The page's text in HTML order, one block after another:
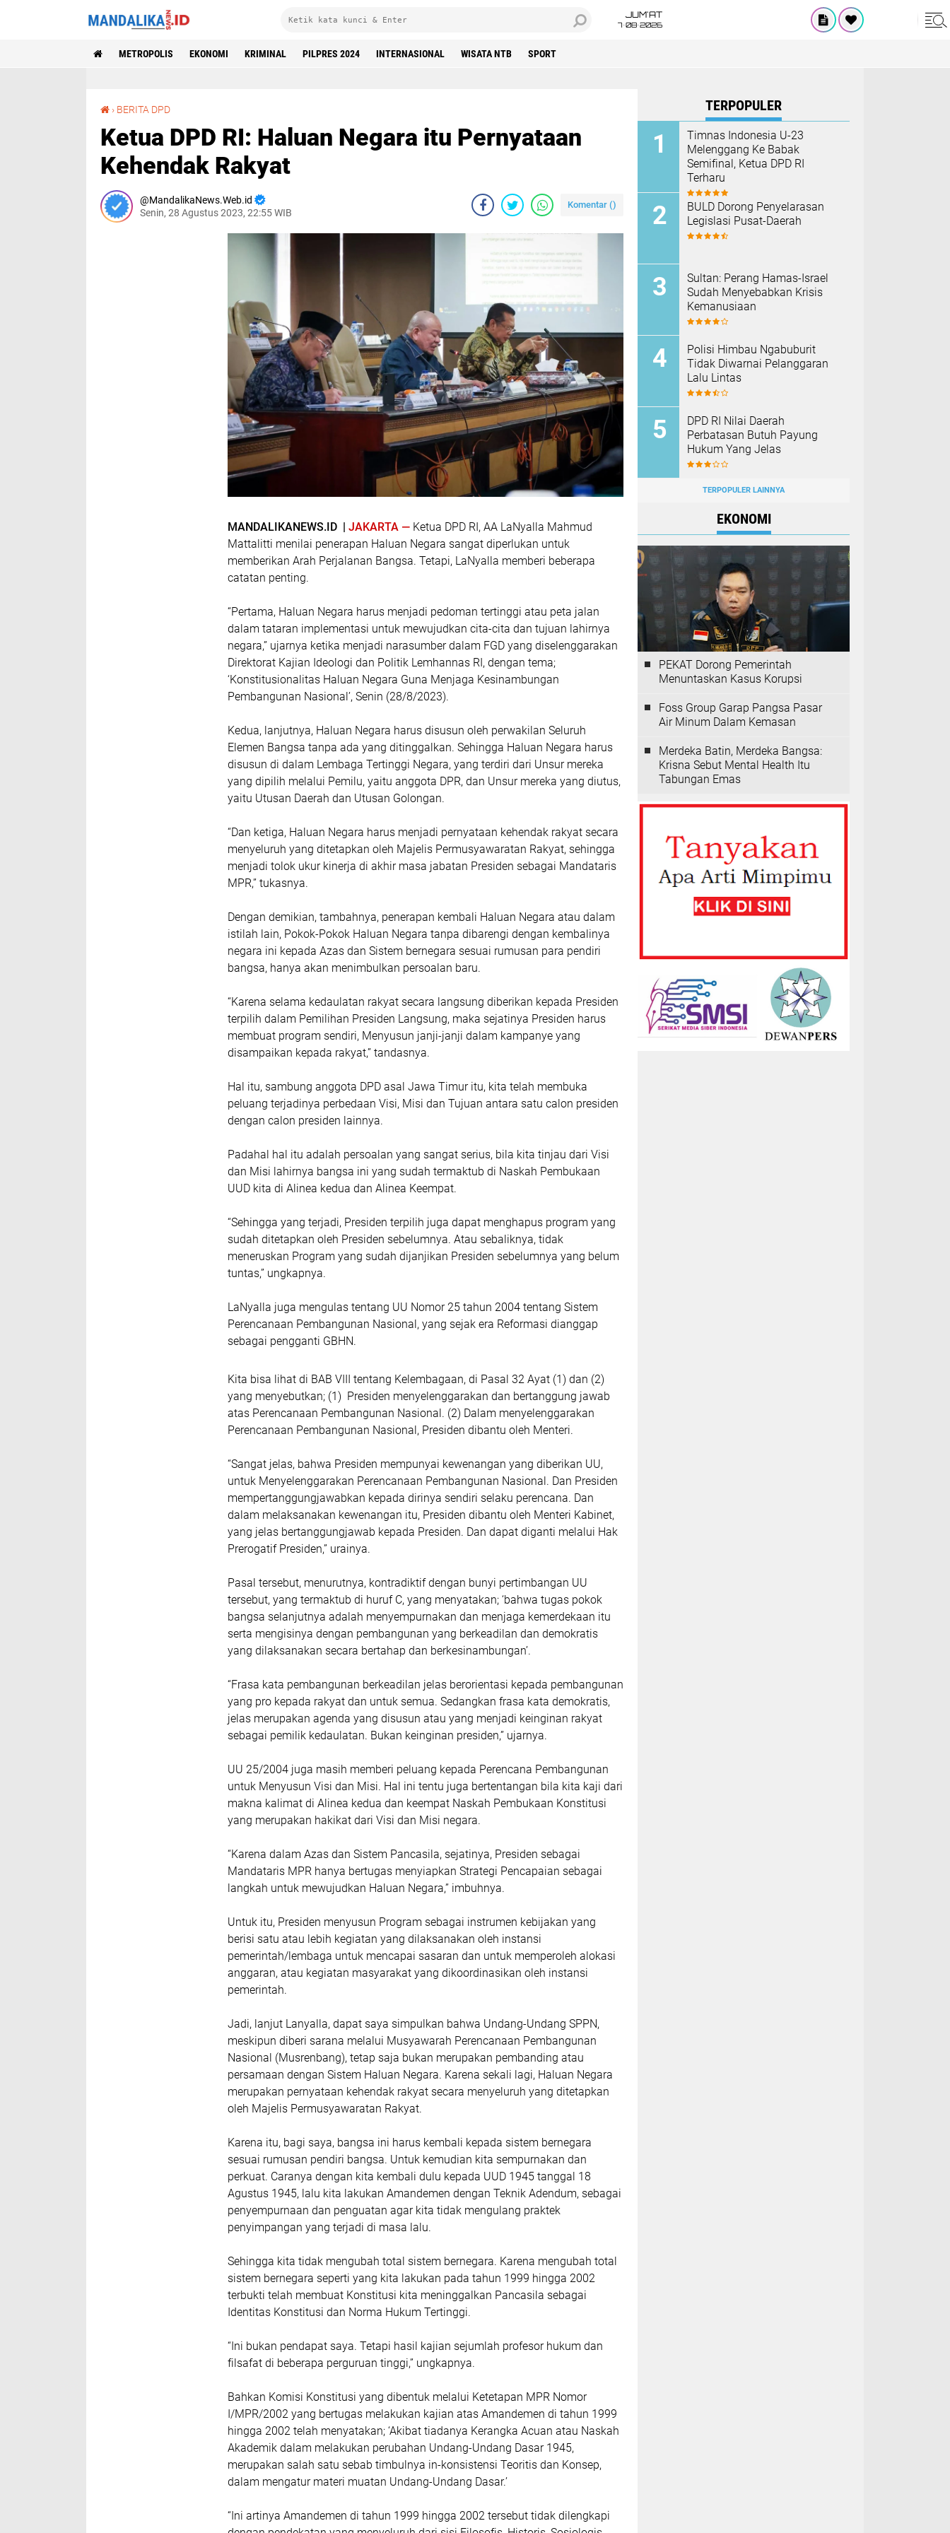
JUM'AT
7•08•2026
METROPOLIS EKONOMI KRIMINAL PILPRES 2024 INTERNASIONAL WISATA NTB SPORT
› BERITA DPD
Ketua DPD RI: Haluan Negara itu Pernyataan
Kehendak Rakyat
MandalikaNews.Web.id
Senin, 28 Agustus 2023, 22:55 WIB
Komentar ()
MANDALIKANEWS.ID | JAKARTA — Ketua DPD RI, AA LaNyalla Mahmud
Mattalitti menilai penerapan Haluan Negara sangat diperlukan untuk
memberikan Arah Perjalanan Bangsa. Tetapi, LaNyalla memberi beberapa
catatan penting.
“Pertama, Haluan Negara harus menjadi pedoman tertinggi atau peta jalan
dalam tataran implementasi untuk mewujudkan cita-cita dan tujuan lahirnya
negara,” ujarnya ketika menjadi narasumber dalam FGD yang diselenggarakan
Direktorat Kajian Ideologi dan Politik Lemhannas RI, dengan tema;
‘Konstitusionalitas Haluan Negara Guna Menjaga Kesinambungan
Pembangunan Nasional’, Senin (28/8/2023).
Kedua, lanjutnya, Haluan Negara harus disusun oleh perwakilan Seluruh
Elemen Bangsa tanpa ada yang ditinggalkan. Sehingga Haluan Negara harus
disusun di dalam Lembaga Tertinggi Negara, yang terdiri dari Unsur mereka
yang dipilih melalui Pemilu, yaitu anggota DPR, dan Unsur mereka yang diutus,
yaitu Utusan Daerah dan Utusan Golongan.
“Dan ketiga, Haluan Negara harus menjadi pernyataan kehendak rakyat secara
menyeluruh yang ditetapkan oleh Majelis Permusyawaratan Rakyat, sehingga
menjadi tolok ukur kinerja di akhir masa jabatan Presiden sebagai Mandataris
MPR,” tukasnya.
Dengan demikian, tambahnya, penerapan kembali Haluan Negara atau dalam
istilah lain, Pokok-Pokok Haluan Negara tanpa dibarengi dengan kembalinya
negara ini kepada Azas dan Sistem bernegara sesuai rumusan para pendiri
bangsa, hanya akan menimbulkan persoalan baru.
“Karena selama kedaulatan rakyat secara langsung diberikan kepada Presiden
terpilih dalam Pemilihan Presiden Langsung, maka sejatinya Presiden harus
membuat program sendiri, Menyusun janji-janji dalam kampanye yang
disampaikan kepada rakyat,” tandasnya.
Hal itu, sambung anggota DPD asal Jawa Timur itu, kita telah membuka
peluang terjadinya perbedaan Visi, Misi dan Tujuan antara satu calon presiden
dengan calon presiden lainnya.
Padahal hal itu adalah persoalan yang sangat serius, bila kita tinjau dari Visi
dan Misi lahirnya bangsa ini yang sudah termaktub di Naskah Pembukaan
UUD kita di Alinea kedua dan Alinea Keempat.
“Sehingga yang terjadi, Presiden terpilih juga dapat menghapus program yang
sudah ditetapkan oleh Presiden sebelumnya. Atau sebaliknya, tidak
meneruskan Program yang sudah dijanjikan Presiden sebelumnya yang belum
tuntas,” ungkapnya.
LaNyalla juga mengulas tentang UU Nomor 25 tahun 2004 tentang Sistem
Perencanaan Pembangunan Nasional, yang sejak era Reformasi dianggap
sebagai pengganti GBHN.
Kita bisa lihat di BAB VIII tentang Kelembagaan, di Pasal 32 Ayat (1) dan (2)
yang menyebutkan; (1) Presiden menyelenggarakan dan bertanggung jawab
atas Perencanaan Pembangunan Nasional. (2) Dalam menyelenggarakan
Perencanaan Pembangunan Nasional, Presiden dibantu oleh Menteri.
“Sangat jelas, bahwa Presiden mempunyai kewenangan yang diberikan UU,
untuk Menyelenggarakan Perencanaan Pembangunan Nasional. Dan Presiden
mempertanggungjawabkan kepada dirinya sendiri selaku perencana. Dan
dalam melaksanakan kewenangan itu, Presiden dibantu oleh Menteri Kabinet,
yang jelas bertanggungjawab kepada Presiden. Dan dapat diganti melalui Hak
Prerogatif Presiden,” urainya.
Pasal tersebut, menurutnya, kontradiktif dengan bunyi pertimbangan UU
tersebut, yang termaktub di huruf C, yang menyatakan; ‘bahwa tugas pokok
bangsa selanjutnya adalah menyempurnakan dan menjaga kemerdekaan itu
serta mengisinya dengan pembangunan yang berkeadilan dan demokratis
yang dilaksanakan secara bertahap dan berkesinambungan’.
“Frasa kata pembangunan berkeadilan jelas berorientasi kepada pembangunan
yang pro kepada rakyat dan untuk semua. Sedangkan frasa kata demokratis,
jelas merupakan agenda yang disusun atau yang menjadi keinginan rakyat
sebagai pemilik kedaulatan. Bukan keinginan presiden,” ujarnya.
UU 25/2004 juga masih memberi peluang kepada Perencana Pembangunan
untuk Menyusun Visi dan Misi. Hal ini tentu juga bertentangan bila kita kaji dari
makna kalimat di Alinea kedua dan keempat Naskah Pembukaan Konstitusi
yang merupakan hakikat dari Visi dan Misi negara.
“Karena dalam Azas dan Sistem Pancasila, sejatinya, Presiden sebagai
Mandataris MPR hanya bertugas menyiapkan Strategi Pencapaian sebagai
langkah untuk mewujudkan Haluan Negara,” imbuhnya.
Untuk itu, Presiden menyusun Program sebagai instrumen kebijakan yang
berisi satu atau lebih kegiatan yang dilaksanakan oleh instansi
pemerintah/lembaga untuk mencapai sasaran dan untuk memperoleh alokasi
anggaran, atau kegiatan masyarakat yang dikoordinasikan oleh instansi
pemerintah.
Jadi, lanjut Lanyalla, dapat saya simpulkan bahwa Undang-Undang SPPN,
meskipun diberi sarana melalui Musyawarah Perencanaan Pembangunan
Nasional (Musrenbang), tetap saja bukan merupakan pembanding atau
persamaan dengan Sistem Haluan Negara. Karena sekali lagi, Haluan Negara
merupakan pernyataan kehendak rakyat secara menyeluruh yang ditetapkan
oleh Majelis Permusyawaratan Rakyat.
Karena itu, bagi saya, bangsa ini harus kembali kepada sistem bernegara
sesuai rumusan pendiri bangsa. Untuk kemudian kita sempurnakan dan
perkuat. Caranya dengan kita kembali dulu kepada UUD 1945 tanggal 18
Agustus 1945, lalu kita lakukan Amandemen dengan Teknik Adendum, sebagai
penyempurnaan dan penguatan agar kita tidak mengulang praktek
penyimpangan yang terjadi di masa lalu.
Sehingga kita tidak mengubah total sistem bernegara. Karena mengubah total
sistem bernegara seperti yang kita lakukan pada tahun 1999 hingga 2002
terbukti telah membuat Konstitusi kita meninggalkan Pancasila sebagai
Identitas Konstitusi dan Norma Hukum Tertinggi.
“Ini bukan pendapat saya. Tetapi hasil kajian sejumlah profesor hukum dan
filsafat di beberapa perguruan tinggi,” ungkapnya.
Bahkan Komisi Konstitusi yang dibentuk melalui Ketetapan MPR Nomor
I/MPR/2002 yang bertugas melakukan kajian atas Amandemen di tahun 1999
hingga 2002 telah menyatakan; ‘Akibat tiadanya Kerangka Acuan atau Naskah
Akademik dalam melakukan perubahan Undang-Undang Dasar 1945,
merupakan salah satu sebab timbulnya in-konsistensi Teoritis dan Konsep,
dalam mengatur materi muatan Undang-Undang Dasar.’
“Ini artinya Amandemen di tahun 1999 hingga 2002 tersebut tidak dilengkapi
TERPOPULER
Timnas Indonesia U-23
Melenggang Ke Babak
Semifinal, Ketua DPD RI
Terharu
BULD Dorong Penyelarasan
Legislasi Pusat-Daerah
Sultan: Perang Hamas-Israel
Sudah Menyebabkan Krisis
Kemanusiaan
Polisi Himbau Ngabuburit
Tidak Diwarnai Pelanggaran
Lalu Lintas
DPD RI Nilai Daerah
Perbatasan Butuh Payung
Hukum Yang Jelas
TERPOPULER LAINNYA
EKONOMI
PEKAT Dorong Pemerintah
Menuntaskan Kasus Korupsi
Foss Group Garap Pangsa Pasar
Air Minum Dalam Kemasan
Merdeka Batin, Merdeka Bangsa:
Krisna Sebut Mental Health Itu
Tabungan Emas